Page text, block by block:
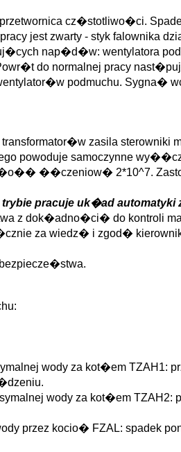
cz�stotliwo�ci.
jest zwarty - styk falownika
nap�d�w: wentylatora
do normalnej pracy
podmuchu. Sygna�
zasila sterowniki
powoduje samoczynne
��czeniow� 2*10^7.
pracuje uk�ad automatyki
z dok�adno�ci� do kontroli
za wiedz� i zgod�
wody za kot�em TZAH1:
wody za kot�em TZAH2:
przez kocio� FZAL: spadek